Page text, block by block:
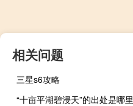
相关问题
三星s6攻略
“十亩平湖碧浸天”的出处是哪里